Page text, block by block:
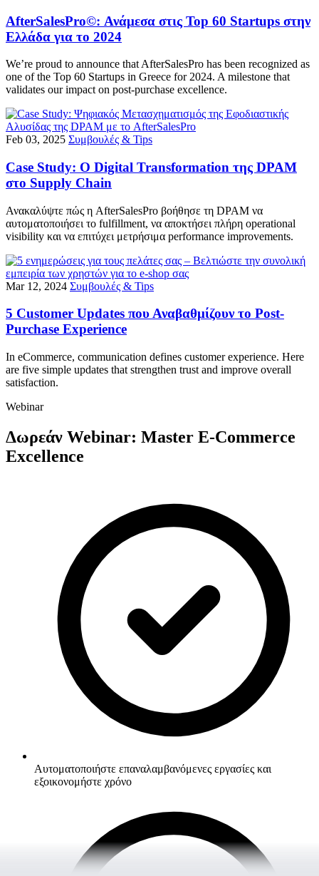
AfterSalesPro©: Ανάμεσα στις Top 60 Startups στην
Ελλάδα για το 2024
We’re proud to announce that AfterSalesPro has been recognized as
one of the Top 60 Startups in Greece for 2024. A milestone that
validates our impact on post-purchase excellence.
Feb 03, 2025 Συμβουλές & Tips
Case Study: Ο Digital Transformation της DPAM
στο Supply Chain
Ανακαλύψτε πώς η AfterSalesPro βοήθησε τη DPAM να
αυτοματοποιήσει το fulfillment, να αποκτήσει πλήρη operational
visibility και να επιτύχει μετρήσιμα performance improvements.
Mar 12, 2024 Συμβουλές & Tips
5 Customer Updates που Αναβαθμίζουν το Post-
Purchase Experience
In eCommerce, communication defines customer experience. Here
are five simple updates that strengthen trust and improve overall
satisfaction.
Webinar
Δωρεάν Webinar: Master E-Commerce
Excellence
Αυτοματοποιήστε επαναλαμβανόμενες εργασίες και
εξοικονομήστε χρόνο